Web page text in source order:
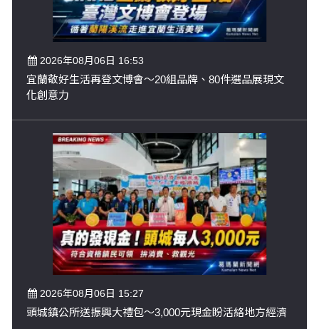
2026年08月06日 16:53
宜蘭敬好生活再登文博會～20組品牌、80件選品展現文
化創意力
2026年08月06日 15:27
頭城鎮公所送振興大禮包～3,000元現金盼活絡地方經濟